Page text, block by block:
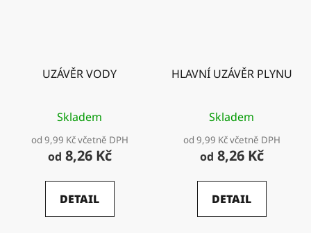
UZÁVĚR VODY
Skladem
od 9,99 Kč včetně DPH
od 8,26 Kč
DETAIL
HLAVNÍ UZÁVĚR PLYNU
Skladem
od 9,99 Kč včetně DPH
od 8,26 Kč
DETAIL